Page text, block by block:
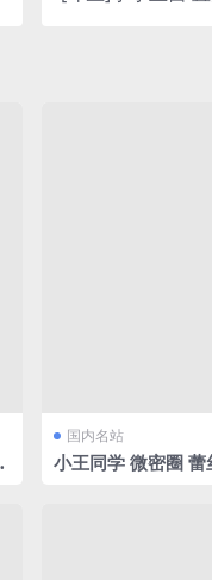
国内名站
小王同学 微密圈 蕾